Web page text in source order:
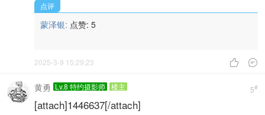
点评
蒙泽银: 点赞: 5
 
2025-3-9 15:29:23
5#
黄勇 Lv.8 特约摄影师 楼主
[attach]1446637[/attach]